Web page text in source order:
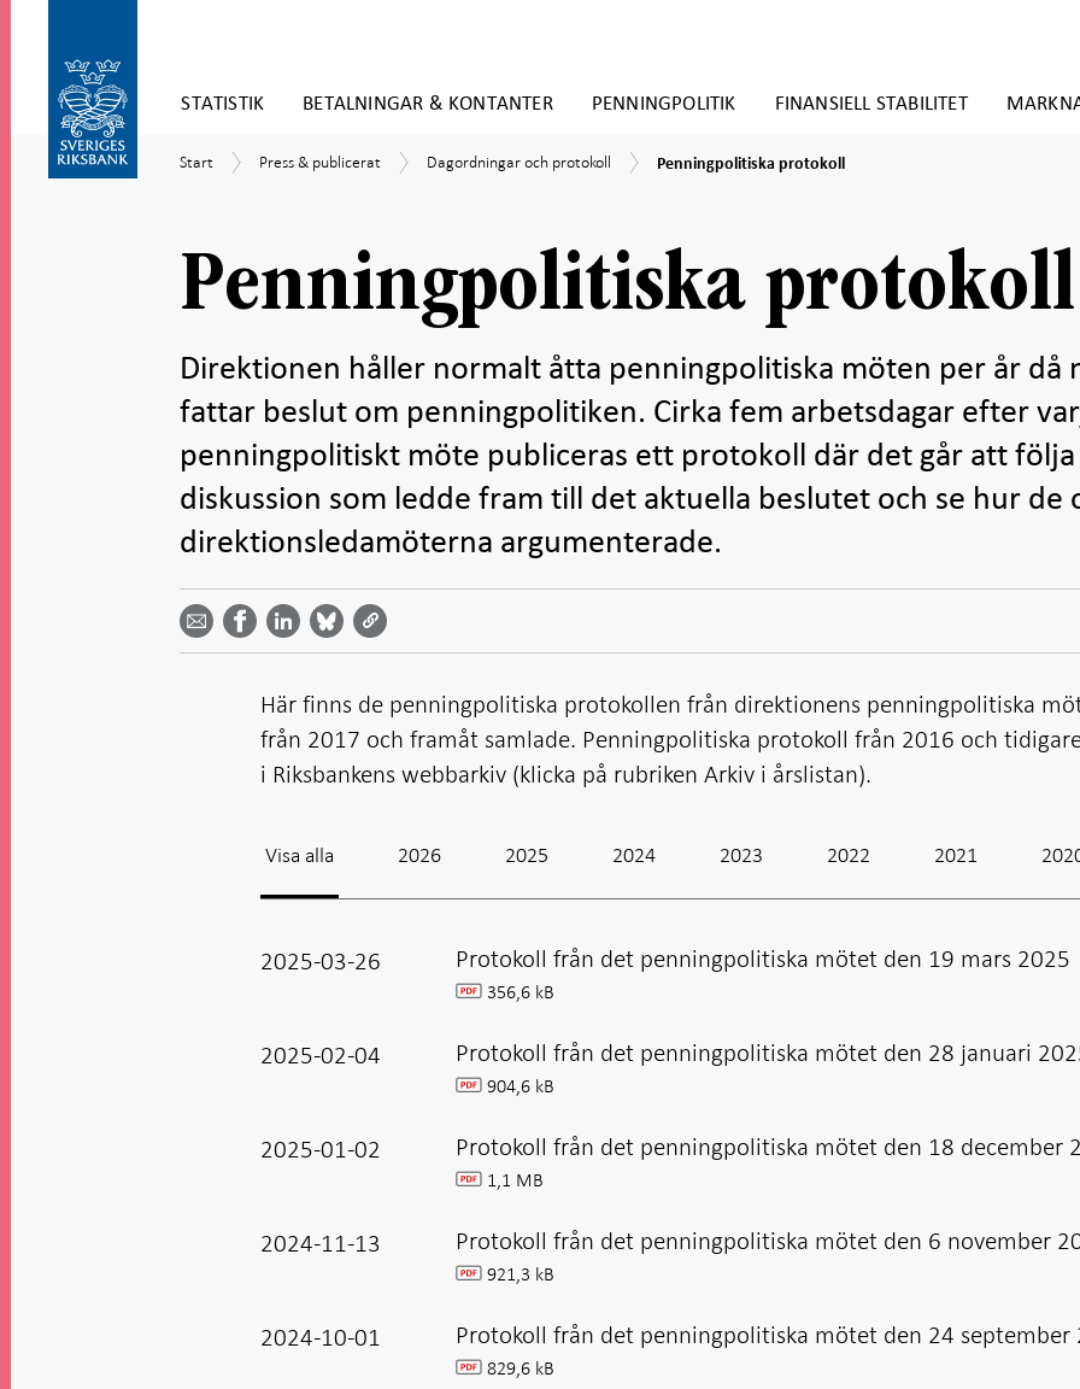
direkt
innehåll
STATISTIK BETALNINGAR & KONTANTER PENNINGPOLITIK FINANSIELL STABILITET
till
Start
Start
Press
Press & publicerat
Dagordningar
Dagordningar och protokoll
Penningpolitiska
protokoll
Penningpolitiska protokoll
Penningpolitiska protokoll
Direktionen håller normalt åtta penningpolitiska möten per år då
fattar beslut om penningpolitiken. Cirka fem arbetsdagar efter
penningpolitiskt möte publiceras ett protokoll där det går att
diskussion som ledde fram till det aktuella beslutet och se hur de
direktionsledamöterna argumenterade.
Dela
email -
Öppnas
Dela på
Facebook
- Öppnas
Dela på
LinkedIn
-
Öppnas
på
Bluesky
-
i ny flik
på
Twitter
-
i ny flik
Här finns de penningpolitiska protokollen från direktionens penningpolitiska
från 2017 och framåt samlade. Penningpolitiska protokoll från 2016 och
i Riksbankens webbarkiv (klicka på rubriken Arkiv i årslistan).
Visa alla 2026 2025 2024 2023 2022 2021
2025-03-26 Protokoll från det penningpolitiska mötet den 19 mars 2025
pdf 356,6 kB
2025-02-04 Protokoll från det penningpolitiska mötet den 28 januari
pdf 904,6 kB
2025-01-02 Protokoll från det penningpolitiska mötet den 18 december
pdf 1,1 MB
2024-11-13 Protokoll från det penningpolitiska mötet den 6 november
pdf 921,3 kB
2024-10-01 Protokoll från det penningpolitiska mötet den 24 september
pdf 829,6 kB